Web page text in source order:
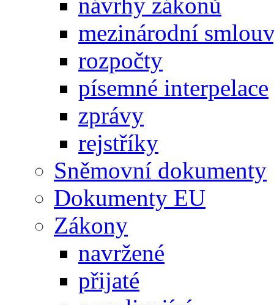
návrhy zákonů
mezinárodní
rozpočty
písemné interpelace
zprávy
rejstříky
Sněmovní dokumenty
Dokumenty EU
Zákony
navržené
přijaté